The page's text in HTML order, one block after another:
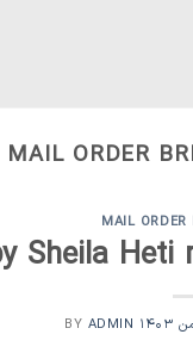
MAIL ORDER
MAIL
Sheila Heti
ADMIN